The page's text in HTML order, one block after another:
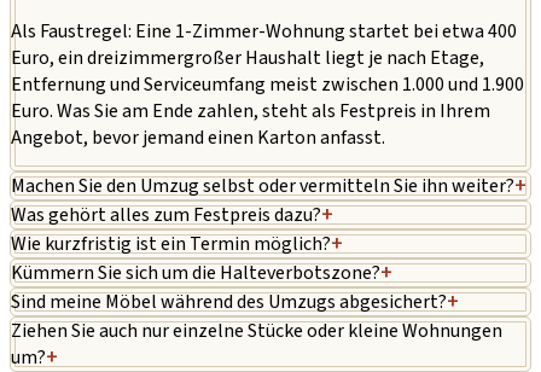
Als Faustregel: Eine 1-Zimmer-Wohnung startet bei etwa 400
Euro, ein dreizimmergroßer Haushalt liegt je nach Etage,
Entfernung und Serviceumfang meist zwischen 1.000 und 1.900
Euro. Was Sie am Ende zahlen, steht als Festpreis in Ihrem
Angebot, bevor jemand einen Karton anfasst.
Machen Sie den Umzug selbst oder vermitteln Sie ihn weiter?+
Was gehört alles zum Festpreis dazu?+
Wie kurzfristig ist ein Termin möglich?+
Kümmern Sie sich um die Halteverbotszone?+
Sind meine Möbel während des Umzugs abgesichert?+
Ziehen Sie auch nur einzelne Stücke oder kleine Wohnungen
um?+